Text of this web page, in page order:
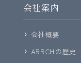
会社案内
会社概要
ARRCHの歴史